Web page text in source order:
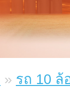
» รถ 10 ล้